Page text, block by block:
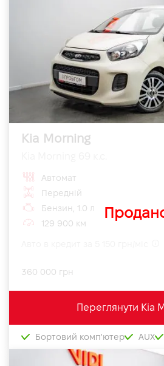
Kia Morning
Автомат
Передній
Бензин, 1.0 л
129 900 км
360 000 грн
Переглянути Kia
Бортовий комп'ютер AUX